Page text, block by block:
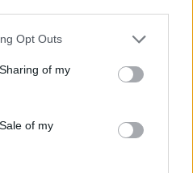
Opt Outs
of my
of my
MedioCredito Centrale S.p.A.
Stato (RNA)